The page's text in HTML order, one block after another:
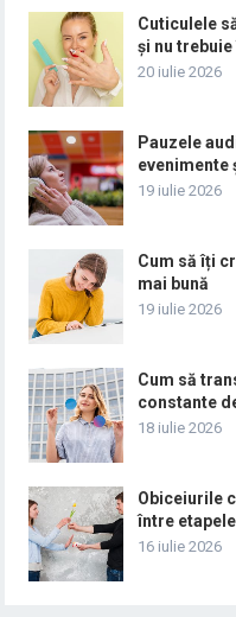
Cuticulele
și nu
20 iulie 2026
Pauzele
19 iulie 2026
Cum să îți
mai bună
19 iulie 2026
Cum să
constante
18 iulie 2026
Obiceiurile
între
16 iulie 2026